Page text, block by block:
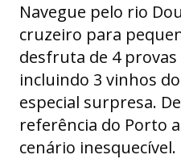
Navegue pelo rio
cruzeiro para
desfruta de 4
incluindo 3 vinhos
especial surpresa.
referência do Porto
cenário inesquecível.